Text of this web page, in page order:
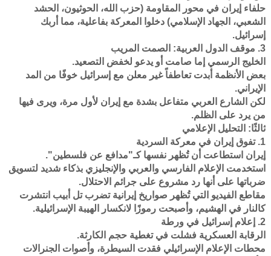
حلفاء إيران في محور المقاومة (حزب الله، الحوثيون، الحشد
الشعبي، الجهاد الإسلامي) دخلوا المعركة بفاعلية، مما أربك
إسرائيل.
3. موقف الدول العربية: الصمت المريب
الخليج الرسمي إما صامت أو يدعو لخفض التصعيد.
بعض الأنظمة أبدت تعاطفاً غير معلن مع إسرائيل خوفًا من المد
الإيراني.
لكن الشارع العربي متفاعل بشدة مع إيران لأول مرة، ويرى فيها
من يرد على الظلم.
ثالثًا: التحليل الإعلامي
1. تفوق إيران في معركة السردية
إيران استطاعت أن تُظهر نفسها كـ"مدافع عن فلسطين".
استخدمت الإعلام الفارسي والعربي والإنجليزي بذكاء شديد لتسويق
ضرباتها على أنها رد مشروع على جرائم الاحتلال.
مقاطع الفيديو التي تُظهر صواريخ إيرانية تضرب تل أبيب انتشرت
كالنار في الهشيم، وأصبحت رموزًا لانكسار الهيبة الإسرائيلية.
2. إعلام إسرائيل في ورطة
الرقابة العسكرية فشلت في تغطية حجم الكارثة.
محطات الإعلام الإسرائيلي فقدت السيطرة، وأصوات الجنرالات